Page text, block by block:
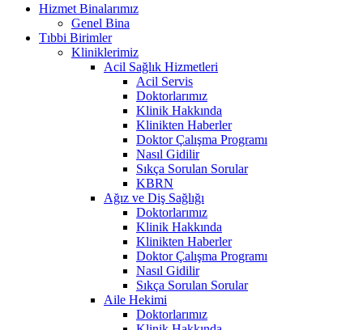
Hizmet Binalarımız
Genel Bina
Tıbbi Birimler
Kliniklerimiz
Acil Sağlık Hizmetleri
Acil Servis
Doktorlarımız
Klinik Hakkında
Klinikten Haberler
Doktor Çalışma Programı
Nasıl Gidilir
Sıkça Sorulan Sorular
KBRN
Ağız ve Diş Sağlığı
Doktorlarımız
Klinik Hakkında
Klinikten Haberler
Doktor Çalışma Programı
Nasıl Gidilir
Sıkça Sorulan Sorular
Aile Hekimi
Doktorlarımız